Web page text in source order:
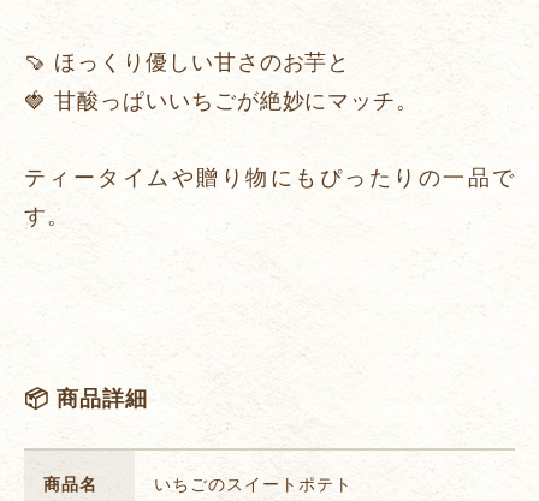
🍠 ほっくり優しい甘さのお芋と
🍓 甘酸っぱいいちごが絶妙にマッチ。
ティータイムや贈り物にもぴったりの一品で
す。
📦 商品詳細
商品名 いちごのスイートポテト